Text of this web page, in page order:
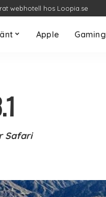
webhotell hos Loopia.se
Apple Gaming
Safari